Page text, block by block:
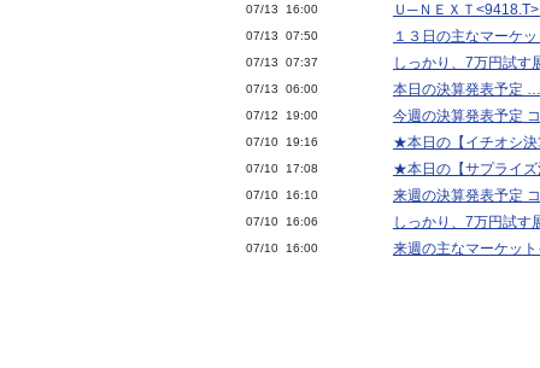
07/13 16:00 Ｕ─ＮＥＸＴ
07/13 07:50 １３日の主なマーケ
07/13 07:37 しっかり、7万円試
07/13 06:00 本日の決算発表予定
07/12 19:00 今週の決算発表予定
07/10 19:16 ★本日の【イチオシ決
07/10 17:08 ★本日の【サプライ
07/10 16:10 来週の決算発表予定
07/10 16:06 しっかり、7万円試
07/10 16:00 来週の主なマーケッ